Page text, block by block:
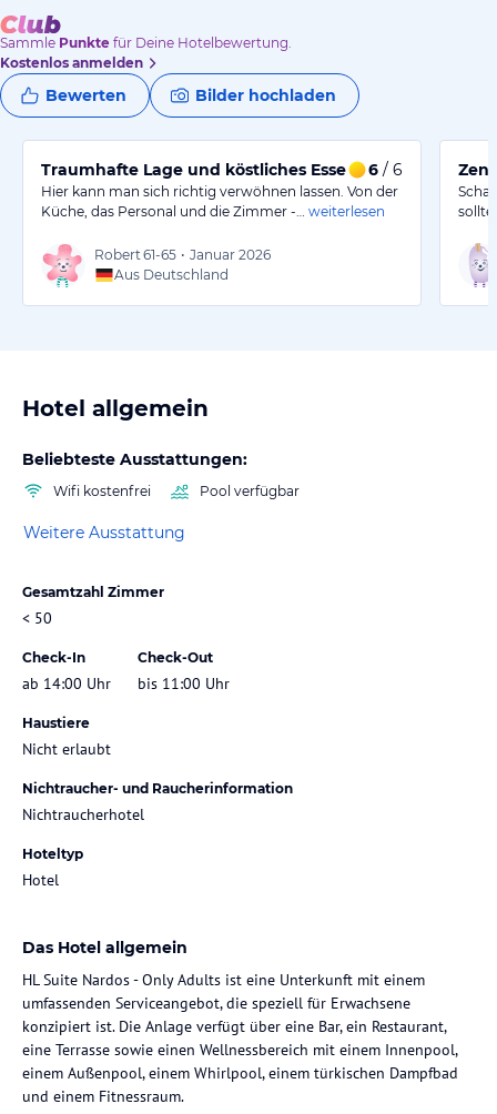
Sammle Punkte für Deine Hotelbewertung.
Kostenlos anmelden
Bewerten Bilder hochladen
Traumhafte Lage und köstliches Essen im Hotel
6 / 6
Hier kann man sich richtig verwöhnen lassen. Von der
Küche, das Personal und die Zimmer -…
weiterlesen
Robert 61-65 • Januar 2026
Aus Deutschland
sollte
Hotel allgemein
Beliebteste Ausstattungen:
Wifi kostenfrei Pool verfügbar
Weitere Ausstattung
Gesamtzahl Zimmer
< 50
Check-In
ab 14:00 Uhr
Check-Out
bis 11:00 Uhr
Haustiere
Nicht erlaubt
Nichtraucher- und Raucherinformation
Nichtraucherhotel
Hoteltyp
Hotel
Das Hotel allgemein
HL Suite Nardos - Only Adults ist eine Unterkunft mit einem
umfassenden Serviceangebot, die speziell für Erwachsene
konzipiert ist. Die Anlage verfügt über eine Bar, ein Restaurant,
eine Terrasse sowie einen Wellnessbereich mit einem Innenpool,
einem Außenpool, einem Whirlpool, einem türkischen Dampfbad
und einem Fitnessraum.